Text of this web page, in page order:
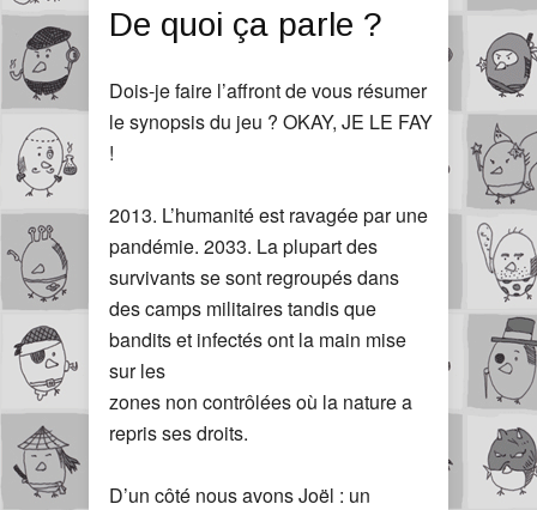
De quoi ça parle ?
Dois-je faire l’affront de vous résumer
le synopsis du jeu ? OKAY, JE LE FAY
!
2013. L’humanité est ravagée par une
pandémie. 2033. La plupart des
survivants se sont regroupés dans
des camps militaires tandis que
bandits et infectés ont la main mise
sur les
zones non contrôlées où la nature a
repris ses droits.
D’un côté nous avons Joël : un